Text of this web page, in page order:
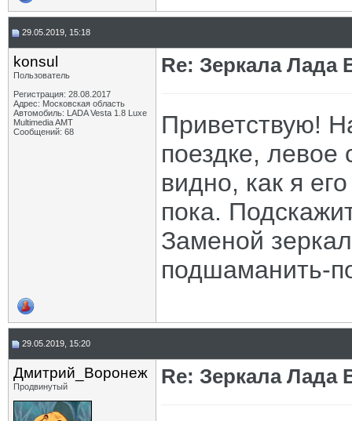
29.05.2019, 15:18
konsul
Пользователь
Регистрация: 28.08.2017
Адрес: Московская область
Автомобиль: LADA Vesta 1.8 Luxe
Multimedia AMT
Сообщений: 68
Re: Зеркала Лада
Приветствую!
поездке, левое
видно, как я
пока.
Заменой
подшаманить-
29.05.2019, 15:20
Дмитрий_Воронеж
Продвинутый Re: Зеркала Лада